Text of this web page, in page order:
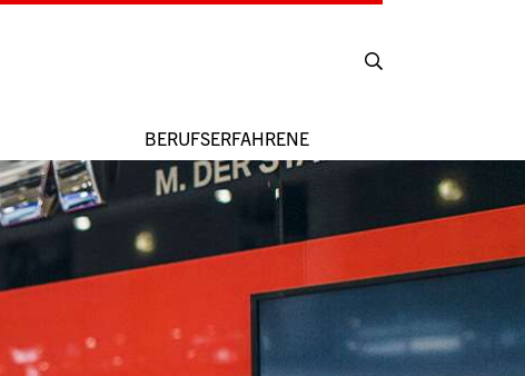
BERUFSERFAHRENE